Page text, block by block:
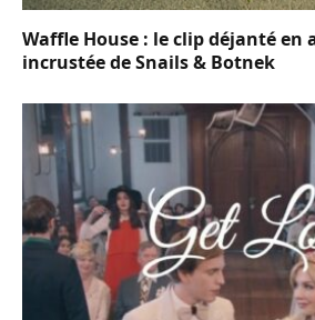
Waffle House : le clip déjanté en
incrustée de Snails & Botnek